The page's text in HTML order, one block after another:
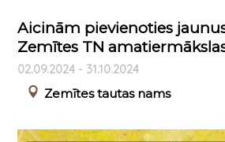
Aicinām pievienoties
Zemītes TN
02.09.2024 - 31.10.2024
Zemītes tautas nams